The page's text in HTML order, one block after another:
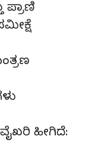
ಹೀಗಿದೆ: